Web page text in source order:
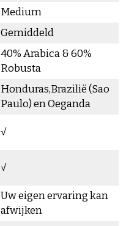
Medium
Gemiddeld
40% Arabica & 60%
Robusta
Honduras,Brazilië (Sao
Paulo) en Oeganda
√
√
Uw eigen ervaring kan
afwijken